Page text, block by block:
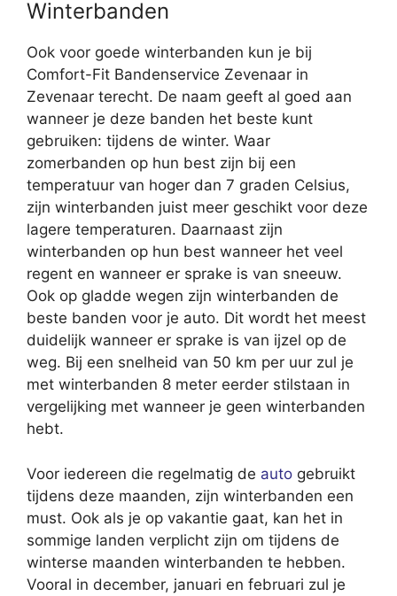
Winterbanden
Ook voor goede winterbanden kun je bij
Comfort-Fit Bandenservice Zevenaar in
Zevenaar terecht. De naam geeft al goed aan
wanneer je deze banden het beste kunt
gebruiken: tijdens de winter. Waar
zomerbanden op hun best zijn bij een
temperatuur van hoger dan 7 graden Celsius,
zijn winterbanden juist meer geschikt voor deze
lagere temperaturen. Daarnaast zijn
winterbanden op hun best wanneer het veel
regent en wanneer er sprake is van sneeuw.
Ook op gladde wegen zijn winterbanden de
beste banden voor je auto. Dit wordt het meest
duidelijk wanneer er sprake is van ijzel op de
weg. Bij een snelheid van 50 km per uur zul je
met winterbanden 8 meter eerder stilstaan in
vergelijking met wanneer je geen winterbanden
hebt.
Voor iedereen die regelmatig de auto gebruikt
tijdens deze maanden, zijn winterbanden een
must. Ook als je op vakantie gaat, kan het in
sommige landen verplicht zijn om tijdens de
winterse maanden winterbanden te hebben.
Vooral in december, januari en februari zul je